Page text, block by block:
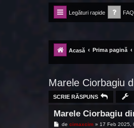
Legături rapide FAQ
Forum
-= Idei pentru viitor =-
Acasă Prima pagină
Marele Ciorbagiu
SCRIE RĂSPUNS
Marele Ciorbagiu
Mde cimaxcim» 17 Feb 2025,